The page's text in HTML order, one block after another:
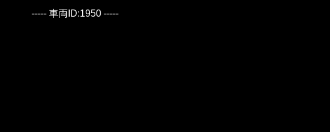
----- 車両ID:1950 -----